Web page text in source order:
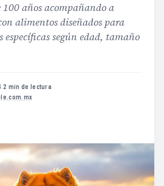
100 años acompañando a
alimentos diseñados para
específicas según edad, tamaño
·2 min de lectura·